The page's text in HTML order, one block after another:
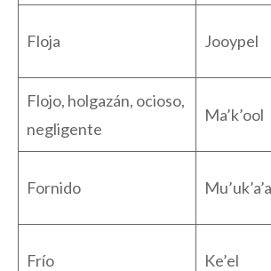
Floja Jooypel
Flojo, holgazán, ocioso,
negligente
Ma’k’ool
Fornido
Frío Ke’el